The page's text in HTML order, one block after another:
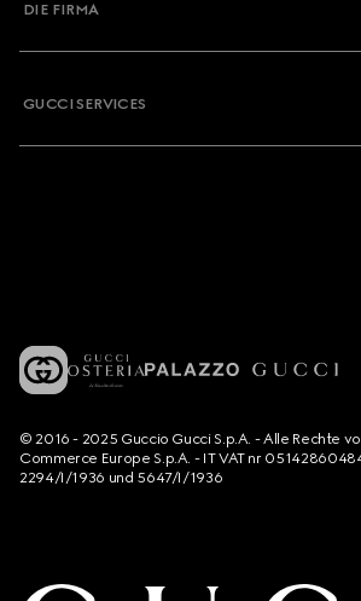
DIE FIRMA
GUCCI SERVICES
© 2016 - 2025 Guccio Gucci S.p.A. - Alle Rechte
Commerce Europe S.p.A. - IT VAT nr
2294/I/1936 und 5647/I/1936